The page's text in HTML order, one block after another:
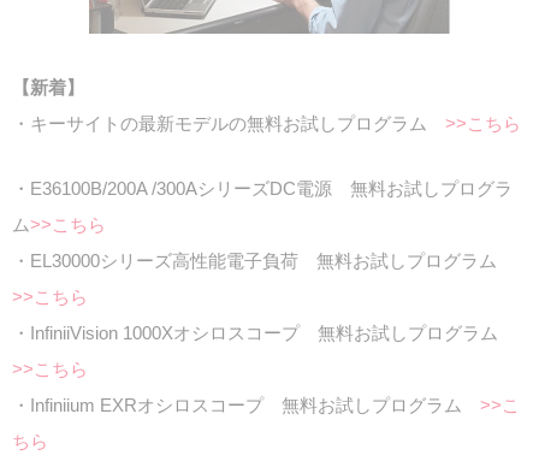
【新着】
・キーサイトの最新モデルの無料お試しプログラム >>こちら
・E36100B/200A /300AシリーズDC電源 無料お試しプログラ
ム>>こちら
・EL30000シリーズ高性能電子負荷 無料お試しプログラム
>>こちら
・InfiniiVision 1000Xオシロスコープ 無料お試しプログラム
>>こちら
・Infiniium EXRオシロスコープ 無料お試しプログラム >>こ
ちら